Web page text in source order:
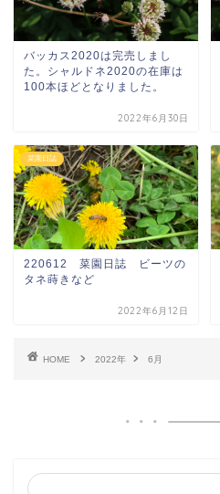
バッカス2020は完売しまし
た。シャルドネ2020の在庫は
100本ほどとなりました。
2022年6月30日
菜園日誌
220612 菜園日誌 ビーツの
タネ蒔きなど
2022年6月12日
HOME 2022年 6月